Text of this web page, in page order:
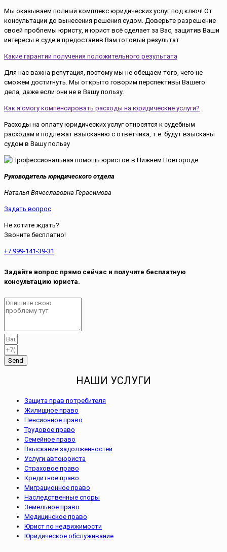
Мы оказываем полный комплекс юридических услуг под ключ! От
консультации до вынесения решения судом. Доверьте разрешение
своей проблемы юристу, и юрист всё сделает за Вас, защитив Ваши
интересы в суде и предоставив Вам готовый результат
Какие гарантии получения положительного результата
Для нас важна репутация, поэтому мы не обещаем того, чего не
сможем достигнуть. Мы открыто говорим перспективы Вашего
дела, даже если они не в Вашу пользу.
Как я смогу компенсировать расходы на юридические услуги?
Расходы на оплату юридических услуг относятся к судебным
расходам и подлежат взысканию с ответчика, т.е. будут взысканы
судом в Вашу пользу
Руководитель юридического отдела
Наталья Вячеславовна Герасимова
Задать вопрос
Не хотите ждать?
Звоните бесплатно!
+7 999-141-39-31
Задайте вопрос прямо сейчас и получите бесплатную
консультацию юриста.
Send
НАШИ УСЛУГИ
Защита прав потребителя
Жилищное право
Пенсионное право
Трудовое право
Семейное право
Взыскание задолженностей
Услуги автоюриста
Страховое право
Кредитное право
Миграционное право
Наследственные споры
Земельное право
Медицинское право
Юрист по недвижимости
Юридическое обслуживание